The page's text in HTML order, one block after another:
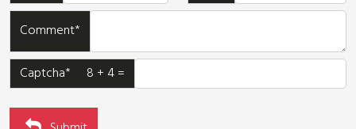
Comment*
Captcha* 8 + 4 =